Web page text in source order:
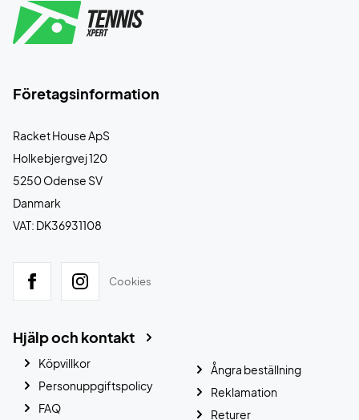
Företagsinformation
Racket House ApS
Holkebjergvej 120
5250 Odense SV
Danmark
VAT: DK36931108
Cookies
Hjälp och kontakt
Köpvillkor
Personuppgiftspolicy
FAQ
Ångra beställning
Reklamation
Returer